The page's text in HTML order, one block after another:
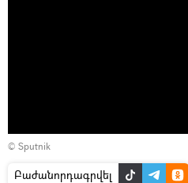
© Sputnik
Բաժանորդագրվել